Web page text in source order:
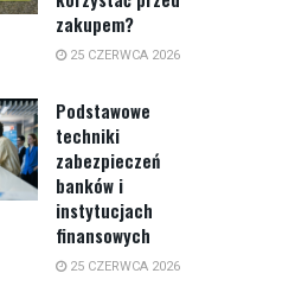
zakupem?
25 CZERWCA 2026
Podstawowe
techniki
zabezpieczeń
banków i
instytucjach
finansowych
25 CZERWCA 2026